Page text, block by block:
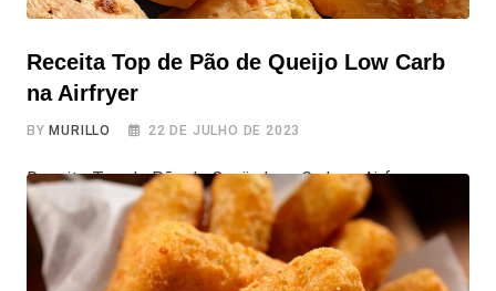
Receita Top de Pão de Queijo Low Carb
na Airfryer
BY MURILLO 22 DE JULHO DE 2023
Receita Top de Pão de Queijo Low Carb na Airfryer
Quem resiste ao irresistível aroma e sabor do tradicional
pão de queijo? Agora, com a versão Low Carb na Airfryer,
você pode comer de forma mais saudável. Feito com